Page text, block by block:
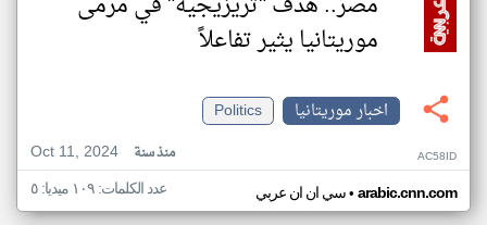
موريتانيا يثير تفاعلاً
اخبار موريتانيا
Politics
Oct 11, 2024
منذ سنة AC58ID
سي ان ان عربي• arabic.cnn.com عدد الكلمات: ١٠٩ ميديا: ٥